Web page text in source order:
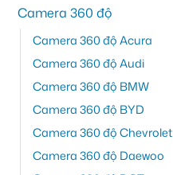
Camera 360 độ
Camera 360 độ Acura
Camera 360 độ Audi
Camera 360 độ BMW
Camera 360 độ BYD
Camera 360 độ Chevrolet
Camera 360 độ Daewoo